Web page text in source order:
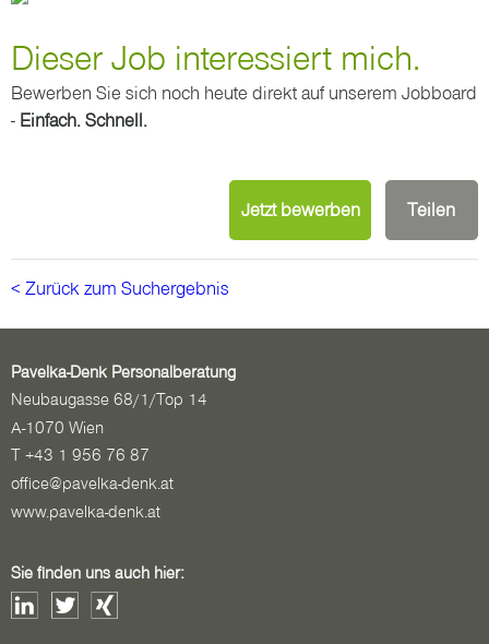
Dieser Job interessiert mich.
Bewerben Sie sich noch heute direkt auf unserem Jobboard
- Einfach. Schnell.
Jetzt bewerben Teilen
< Zurück zum Suchergebnis
Pavelka-Denk Personalberatung
Neubaugasse 68/1/Top 14
A-1070 Wien
T +43 1 956 76 87
office@pavelka-denk.at
www.pavelka-denk.at
Sie finden uns auch hier: